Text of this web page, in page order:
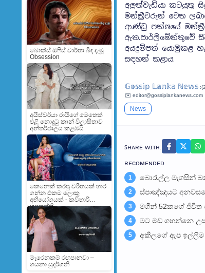
බොක්ස් ඔෆිස් වාර්තා බිඳ දැමූ
Obsession
අයිස්වර්යා රායිගේ මෙතෙක්
එළි නොදුටු කාන් විලාසිතාව
අන්තර්ජාලය කළඹයි
කෙනෙක් කරපු චරිතයක් භාර
ගන්න එකම ලොකු
අභියෝගයක් - කවිහාරි
හපුතන්ත්‍රි
මැරෙනකම් රඟපානවා –
ගයනා සුදර්ශනී
අලුත්වැඩියා කටයුතු
මන්ත්‍රීවරුන් වෙත
ආණ්ඩු පක්ෂයේ
ඇත.පාර්ලිමේන්තුවේ
අයදුම්පත් යොමුකළ
සඳහන් කළාය.
𝔾𝕠𝕤𝕤𝕚𝕡 𝕃𝕒𝕟𝕜𝕒 ℕ𝕖𝕨𝕤
✉️ editor@gossiplankanews.com
News
ꜱʜᴀʀᴇ ᴡɪᴛʜ:
ʀᴇᴄᴏᴍᴇɴᴅᴇᴅ
1 බොරැල්ල මැගසින්
2 ස්පාඤ්ඤයට
3 මගීන් 52කගේ ජීවිත
4 මට මඩ ගහන්නෙ
5 අකිලගේ ඇප ඉල්ලීම